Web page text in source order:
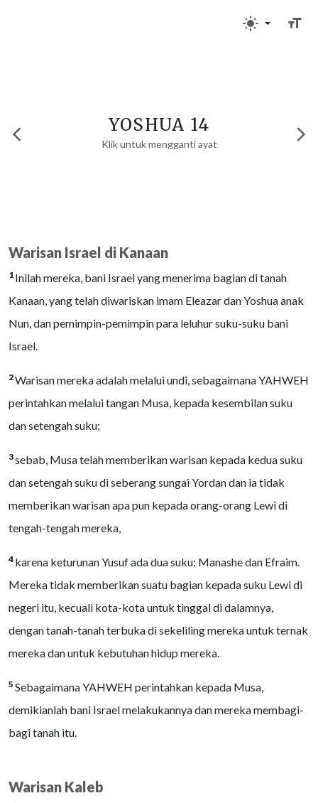
YOSHUA 14
Klik untuk mengganti ayat
Warisan Israel di Kanaan
1 Inilah mereka, bani Israel yang menerima bagian di tanah
Kanaan, yang telah diwariskan imam Eleazar dan Yoshua anak
Nun, dan pemimpin-pemimpin para leluhur suku-suku bani
Israel.
2Warisan mereka adalah melalui undi, sebagaimana YAHWEH
perintahkan melalui tangan Musa, kepada kesembilan suku
dan setengah suku;
3sebab, Musa telah memberikan warisan kepada kedua suku
dan setengah suku di seberang sungai Yordan dan ia tidak
memberikan warisan apa pun kepada orang-orang Lewi di
tengah-tengah mereka,
4 karena keturunan Yusuf ada dua suku: Manashe dan Efraim.
Mereka tidak memberikan suatu bagian kepada suku Lewi di
negeri itu, kecuali kota-kota untuk tinggal di dalamnya,
dengan tanah-tanah terbuka di sekeliling mereka untuk ternak
mereka dan untuk kebutuhan hidup mereka.
5 Sebagaimana YAHWEH perintahkan kepada Musa,
demikianlah bani Israel melakukannya dan mereka membagi-
bagi tanah itu.
Warisan Kaleb